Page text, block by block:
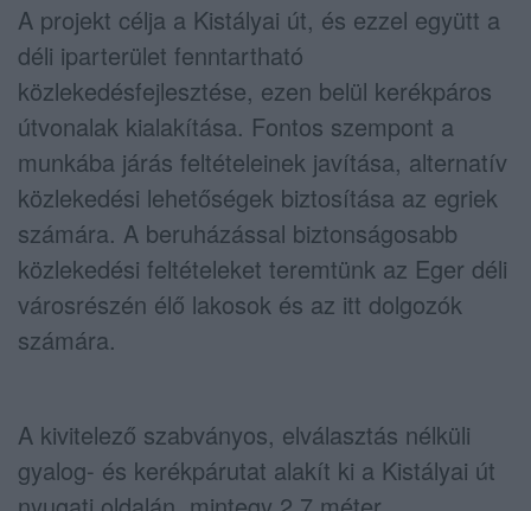
A projekt célja a Kistályai út, és ezzel együtt a
déli iparterület fenntartható
közlekedésfejlesztése, ezen belül kerékpáros
útvonalak kialakítása. Fontos szempont a
munkába járás feltételeinek javítása, alternatív
közlekedési lehetőségek biztosítása az egriek
számára. A beruházással biztonságosabb
közlekedési feltételeket teremtünk az Eger déli
városrészén élő lakosok és az itt dolgozók
számára.
A kivitelező szabványos, elválasztás nélküli
gyalog- és kerékpárutat alakít ki a Kistályai út